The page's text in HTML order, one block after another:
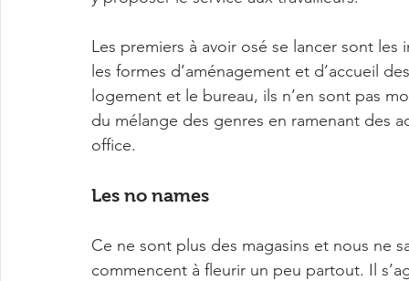
Les premiers à avoir osé se lancer sont
les formes d’aménagement et d’accueil
logement et le bureau, ils n’en sont pas
du mélange des genres en ramenant des
office.
Les no names
Ce ne sont plus des magasins et nous ne
commencent à fleurir un peu partout. Il